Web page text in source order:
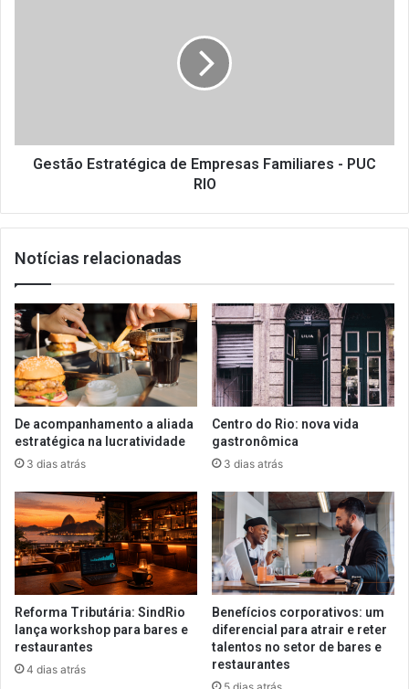
Gestão Estratégica de Empresas Familiares - PUC
RIO
Notícias relacionadas
De acompanhamento a aliada
estratégica na lucratividade
3 dias atrás
Centro do Rio: nova vida
gastronômica
3 dias atrás
Reforma Tributária: SindRio
lança workshop para bares e
restaurantes
4 dias atrás
Benefícios corporativos: um
diferencial para atrair e reter
talentos no setor de bares e
restaurantes